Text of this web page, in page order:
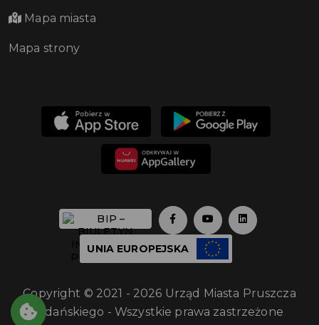
Mapa miasta
Mapa strony
UNIA EUROPEJSKA
Copyright © 2021 - 2026 Urząd Miasta Pruszcza
Gdańskiego - Wszystkie prawa zastrzeżone